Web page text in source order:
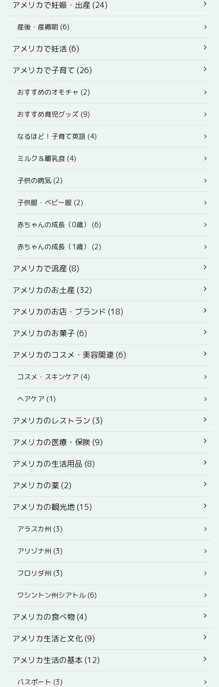
アメリカで妊娠・出産 (24)
産後・産褥期 (6)
アメリカで妊活 (6)
アメリカで子育て (26)
おすすめのオモチャ (2)
おすすめ育児グッズ (9)
なるほど！子育て英語 (4)
ミルク＆離乳食 (4)
子供の病気 (2)
子供服・ベビー服 (2)
赤ちゃんの成長（0歳） (6)
赤ちゃんの成長（1歳） (2)
アメリカで流産 (8)
アメリカのお土産 (32)
アメリカのお店・ブランド (18)
アメリカのお菓子 (6)
アメリカのコスメ・美容関連 (6)
コスメ・スキンケア (4)
ヘアケア (1)
アメリカのレストラン (3)
アメリカの医療・保険 (9)
アメリカの生活用品 (8)
アメリカの薬 (2)
アメリカの観光地 (15)
アラスカ州 (3)
アリゾナ州 (3)
フロリダ州 (3)
ワシントン州シアトル (6)
アメリカの食べ物 (4)
アメリカ生活と文化 (9)
アメリカ生活の基本 (12)
パスポート (3)